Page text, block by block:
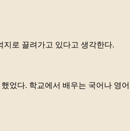
지로 끌려가고 있다고 생각한다.
었다. 학교에서 배우는 국어나 영어